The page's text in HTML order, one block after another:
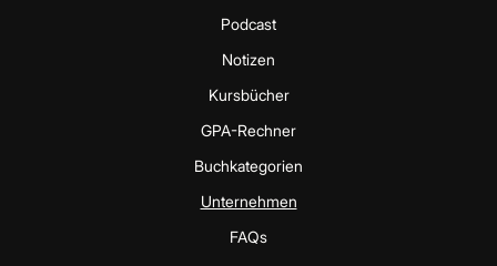
Podcast
Notizen
Kursbücher
GPA-Rechner
Buchkategorien
Unternehmen
FAQs